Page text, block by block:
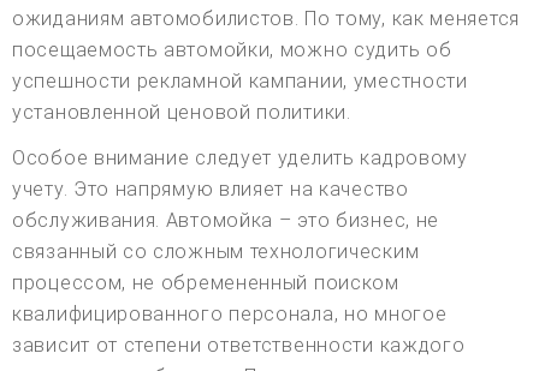
ожиданиям автомобилистов. По тому, как меняется
посещаемость автомойки, можно судить об
успешности рекламной кампании, уместности
установленной ценовой политики.
Особое внимание следует уделить кадровому
учету. Это напрямую влияет на качество
обслуживания. Автомойка – это бизнес, не
связанный со сложным технологическим
процессом, не обремененный поиском
квалифицированного персонала, но многое
зависит от степени ответственности каждого